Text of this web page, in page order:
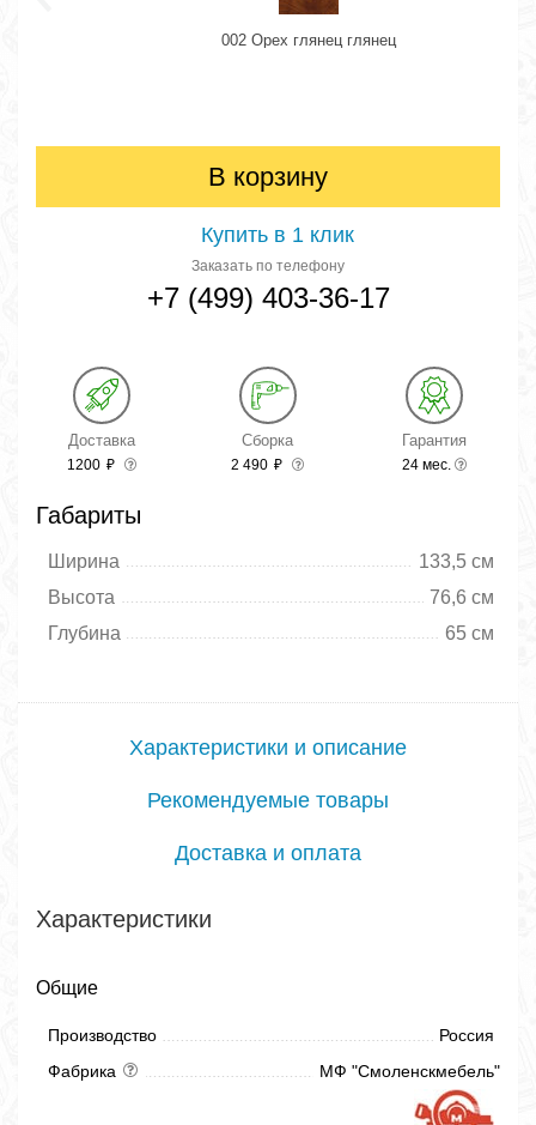
002 Орех глянец глянец
В корзину
Купить в 1 клик
Заказать по телефону
+7 (499) 403-36-17
Доставка
1200 ₽
Сборка
2 490 ₽
Гарантия
24 мес.
Габариты
Ширина
133,5 см
Высота
76,6 см
Глубина
65 см
Характеристики и описание
Рекомендуемые товары
Доставка и оплата
Характеристики
Общие
Производство
Россия
Фабрика
МФ "Смоленскмебель"